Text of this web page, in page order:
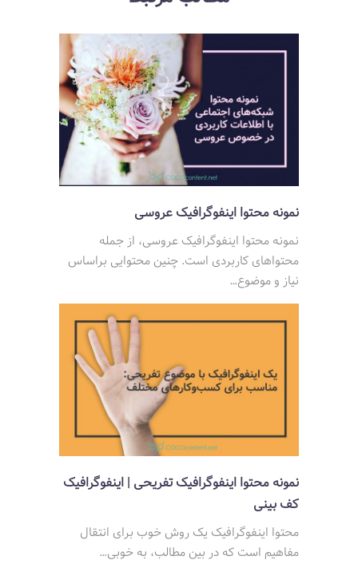
نمونه محتوا اینفوگرافیک عروسی
نمونه محتوا اینفوگرافیک عروسی، از جمله
محتواهای کاربردی است. چنین محتوایی براساس
نیاز و موضوع…
نمونه محتوا اینفوگرافیک تفریحی | اینفوگرافیک
کف بینی
محتوا اینفوگرافیک یک روش خوب برای انتقال
مفاهیم است که در بین مطالب، به خوبی…